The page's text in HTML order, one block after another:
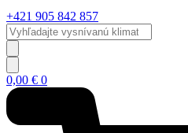
+421 905 842 857
Vyhľadajte
vysnívanú
klimatizáciu...
0,00 € 0